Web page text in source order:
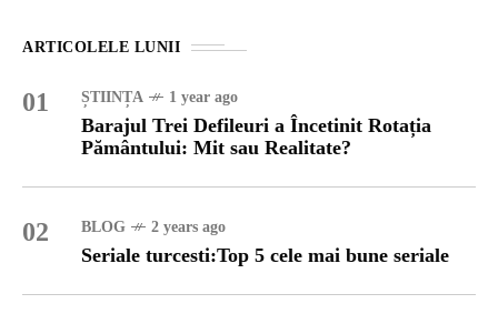
ARTICOLELE LUNII
01 ȘTIINȚA 1 year ago
Barajul Trei Defileuri a Încetinit Rotația
Pământului: Mit sau Realitate?
02 BLOG 2 years ago
Seriale turcesti:Top 5 cele mai bune seriale